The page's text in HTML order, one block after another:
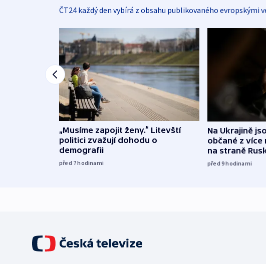
ČT24 každý den vybírá z obsahu publikovaného evropskými
„Musíme zapojit ženy.“ Litevští
politici zvažují dohodu o
demografii
před 7hodinami
Na Ukrajině
občané z více
na straně
před 9hodinami